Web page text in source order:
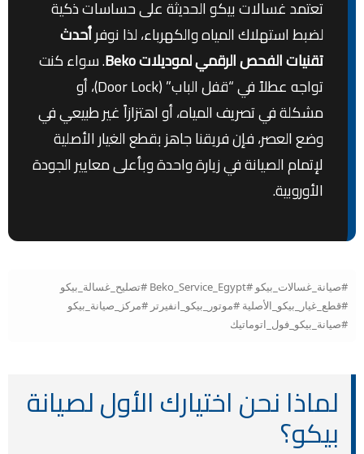
تعتمد غسالات بيكو الحديثة على حساسات ذكية
لضبط استهلاك المياه والكهرباء، لذا نوفرأحدث
تقنيات الفحص الرقمي لموديلات Beko
. سواء كنت
تواجه عطلاً في “قفل الباب” (Door Lock)، أو
مشكلة في تصريف المياه، أو اهتزازاً غير طبيعي في
وضع العصر، فإن فريقنا جاهز بقطع الغيار الأصلية
لإتمام الصيانة في زيارة واحدة وبأعلى معايير الجودة
الأوروبية.
#صيانة_غسالات_بيكو #Beko_Service_Egypt #تصليح_غسالة_بيكو
#قطع_غيار_بيكو_الأصلية #موتور_بيكو_انفيرتر #مركز_صيانة_بيكو
#صيانة_بيكو_فول_اتوماتيك
لماذا نحن اختيارك الأول لصيانة
بيكو؟